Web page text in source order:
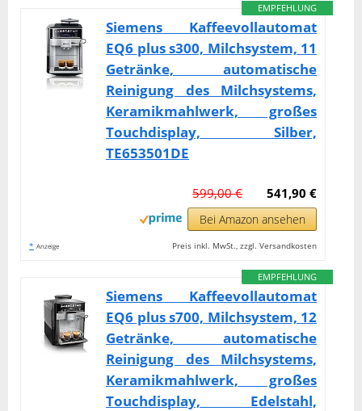
EMPFEHLUNG
Siemens Kaffeevollautomat
EQ6 plus s300, Milchsystem, 11
Getränke, automatische
Reinigung des Milchsystems,
Keramikmahlwerk, großes
Touchdisplay, Silber,
TE653501DE
541,90 €
599,00 €
Bei Amazon ansehen
* Anzeige Preis inkl. MwSt., zzgl. Versandkosten
EMPFEHLUNG
Siemens Kaffeevollautomat
EQ6 plus s700, Milchsystem, 12
Getränke, automatische
Reinigung des Milchsystems,
Keramikmahlwerk, großes
Touchdisplay, Edelstahl,